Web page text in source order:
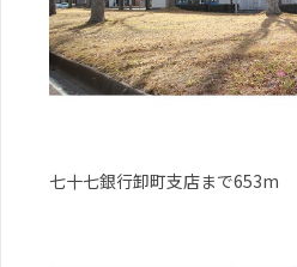
七十七銀行卸町支店まで653m